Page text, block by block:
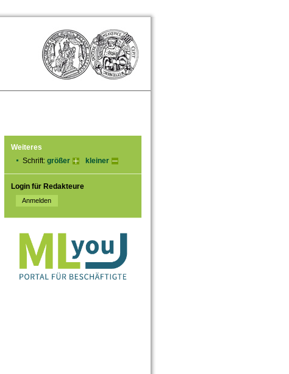
Weiteres
Schrift: größer kleiner
Login für Redakteure